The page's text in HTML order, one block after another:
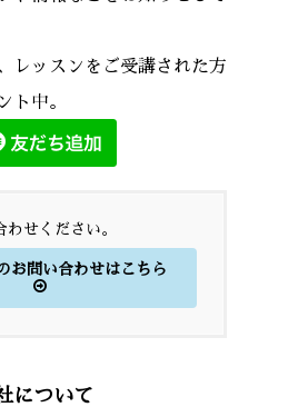
レッスンをご受講された方
ト中。
せください。
お問い合わせはこちら
について